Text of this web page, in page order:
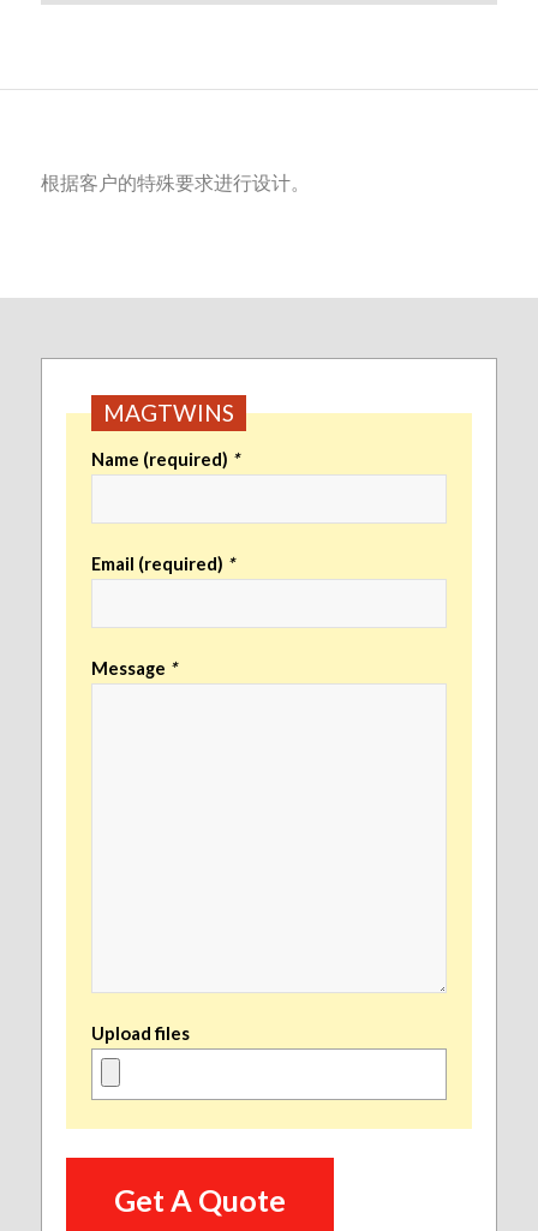
根据客户的特殊要求进行设计。
MAGTWINS
Name (required) *
Email (required) *
Message *
Upload files